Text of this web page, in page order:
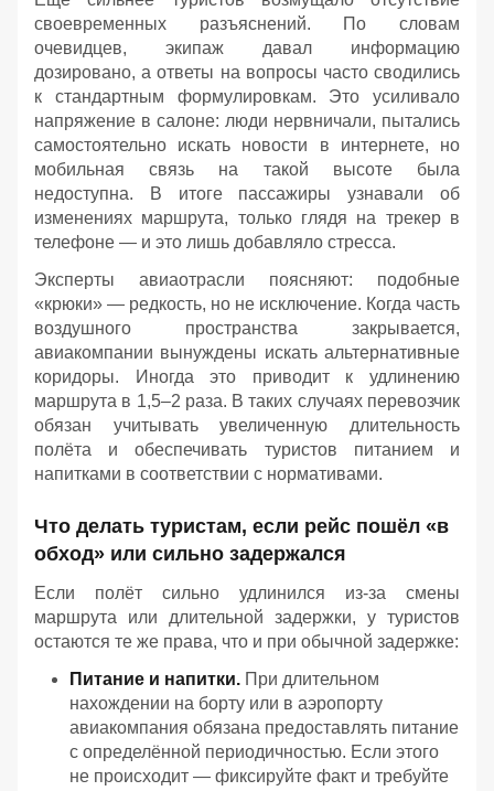
своевременных разъяснений. По словам
очевидцев, экипаж давал информацию
дозировано, а ответы на вопросы часто сводились
к стандартным формулировкам. Это усиливало
напряжение в салоне: люди нервничали, пытались
самостоятельно искать новости в интернете, но
мобильная связь на такой высоте была
недоступна. В итоге пассажиры узнавали об
изменениях маршрута, только глядя на трекер в
телефоне — и это лишь добавляло стресса.
Эксперты авиаотрасли поясняют: подобные
«крюки» — редкость, но не исключение. Когда часть
воздушного пространства закрывается,
авиакомпании вынуждены искать альтернативные
коридоры. Иногда это приводит к удлинению
маршрута в 1,5–2 раза. В таких случаях перевозчик
обязан учитывать увеличенную длительность
полёта и обеспечивать туристов питанием и
напитками в соответствии с нормативами.
Что делать туристам, если рейс пошёл «в
обход» или сильно задержался
Если полёт сильно удлинился из‑за смены
маршрута или длительной задержки, у туристов
остаются те же права, что и при обычной задержке:
Питание и напитки. При длительном
нахождении на борту или в аэропорту
авиакомпания обязана предоставлять питание
с определённой периодичностью. Если этого
не происходит — фиксируйте факт и требуйте